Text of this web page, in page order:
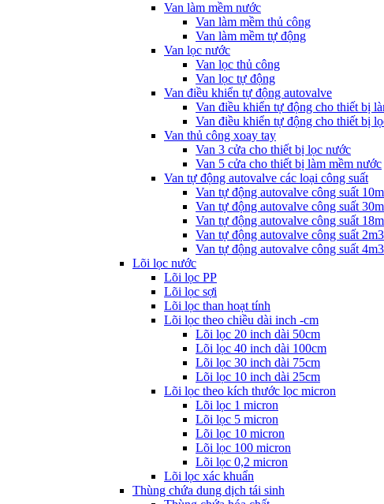
Van làm mềm nước
Van làm mềm thủ công
Van làm mềm tự động
Van lọc nước
Van lọc thủ công
Van lọc tự động
Van điều khiển tự động autovalve
Van điều khiển tự động cho thiết bị
Van điều khiển tự động cho thiết bị
Van thủ công xoay tay
Van 3 cửa cho thiết bị lọc nước
Van 5 cửa cho thiết bị làm mềm nước
Van tự động autovalve các loại công suất
Van tự động autovalve công suất
Van tự động autovalve công suất
Van tự động autovalve công suất
Van tự động autovalve công suất
Van tự động autovalve công suất
Lõi lọc nước
Lõi lọc PP
Lõi lọc sợi
Lõi lọc than hoạt tính
Lõi lọc theo chiều dài inch -cm
Lõi lọc 20 inch dài 50cm
Lõi lọc 40 inch dài 100cm
Lõi lọc 30 inch dài 75cm
Lõi lọc 10 inch dài 25cm
Lõi lọc theo kích thước lọc micron
Lõi lọc 1 micron
Lõi lọc 5 micron
Lõi lọc 10 micron
Lõi lọc 100 micron
Lõi lọc 0,2 micron
Lõi lọc xác khuẩn
Thùng chứa dung dịch tái sinh